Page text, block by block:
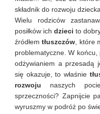
składnik do rozwoju
Wielu rodziców
posiłków ichdzieci to
źródłemtłuszczów , które
problematyczne. W
odżywianiem a przesadą
się okazuje, to właśnie
rozwoju naszych
sprzeczności? Zapnijcie
wyruszmy w podróż po